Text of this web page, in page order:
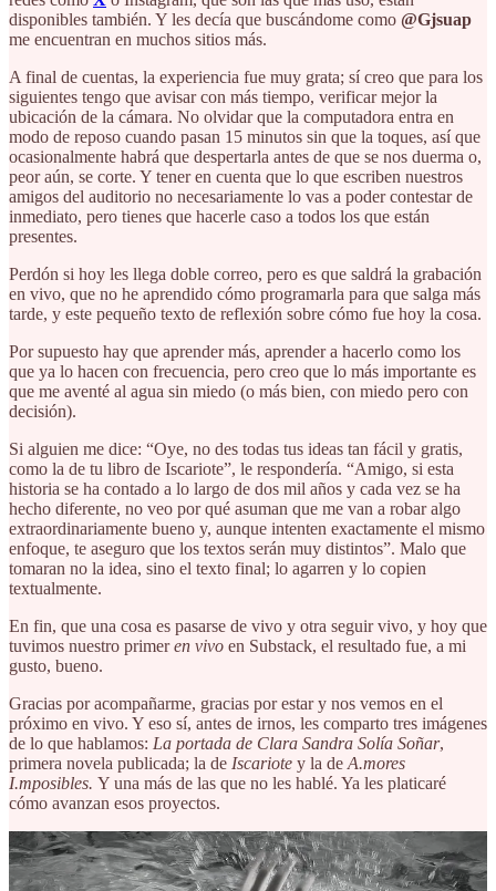
disponibles también. Y les decía que buscándome como @Gjsuap
me encuentran en muchos sitios más.
A final de cuentas, la experiencia fue muy grata; sí creo que para los
siguientes tengo que avisar con más tiempo, verificar mejor la
ubicación de la cámara. No olvidar que la computadora entra en
modo de reposo cuando pasan 15 minutos sin que la toques, así que
ocasionalmente habrá que despertarla antes de que se nos duerma o,
peor aún, se corte. Y tener en cuenta que lo que escriben nuestros
amigos del auditorio no necesariamente lo vas a poder contestar de
inmediato, pero tienes que hacerle caso a todos los que están
presentes.
Perdón si hoy les llega doble correo, pero es que saldrá la grabación
en vivo, que no he aprendido cómo programarla para que salga más
tarde, y este pequeño texto de reflexión sobre cómo fue hoy la cosa.
Por supuesto hay que aprender más, aprender a hacerlo como los
que ya lo hacen con frecuencia, pero creo que lo más importante es
que me aventé al agua sin miedo (o más bien, con miedo pero con
decisión).
Si alguien me dice: “Oye, no des todas tus ideas tan fácil y gratis,
como la de tu libro de Iscariote”, le respondería. “Amigo, si esta
historia se ha contado a lo largo de dos mil años y cada vez se ha
hecho diferente, no veo por qué asuman que me van a robar algo
extraordinariamente bueno y, aunque intenten exactamente el mismo
enfoque, te aseguro que los textos serán muy distintos”. Malo que
tomaran no la idea, sino el texto final; lo agarren y lo copien
textualmente.
En fin, que una cosa es pasarse de vivo y otra seguir vivo, y hoy que
tuvimos nuestro primeren vivo en Substack, el resultado fue, a mi
gusto, bueno.
Gracias por acompañarme, gracias por estar y nos vemos en el
próximo en vivo. Y eso sí, antes de irnos, les comparto tres imágenes
de lo que hablamos: La portada de Clara Sandra Solía Soñar,
primera novela publicada; la de Iscariote y la de A.mores
I.mposibles. Y una más de las que no les hablé. Ya les platicaré
cómo avanzan esos proyectos.